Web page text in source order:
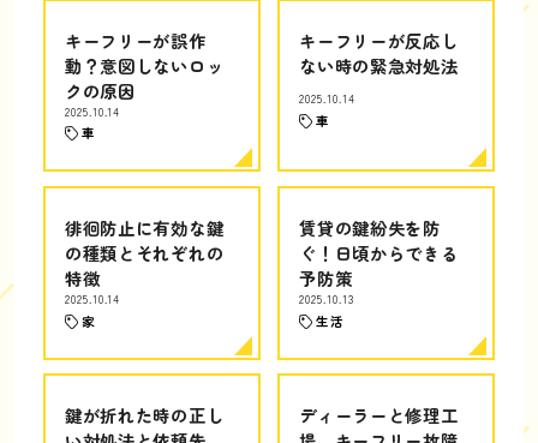
キーフリーが誤作
動？意図しないロッ
クの原因
2025.10.14
車
キーフリーが反応し
ない時の緊急対処法
2025.10.14
車
徘徊防止に有効な鍵
の種類とそれぞれの
特徴
2025.10.14
家
賃貸の鍵紛失を防
ぐ！日頃からできる
予防策
2025.10.13
生活
鍵が折れた時の正し
ディーラーと修理工